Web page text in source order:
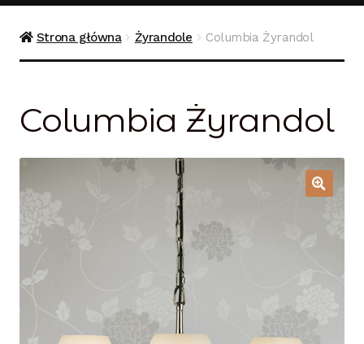
Bezpieczne zakupy
Kontakt
Koszyk
Moje konto
O firmie i sklepie
Odstąpienie od umowy
Strona główna Żyrandole Columbia Żyrandol
Columbia Żyrandol